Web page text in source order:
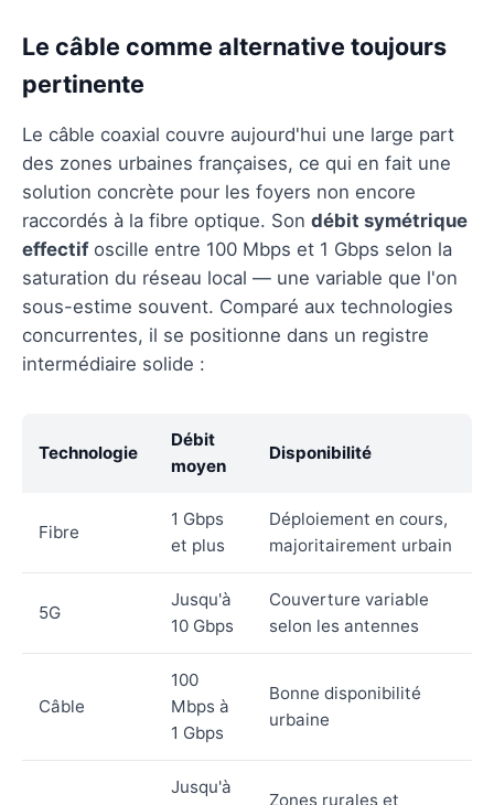
Le câble comme alternative toujours
pertinente
Le câble coaxial couvre aujourd'hui une large part
des zones urbaines françaises, ce qui en fait une
solution concrète pour les foyers non encore
raccordés à la fibre optique. Son débit symétrique
effectifoscille entre 100 Mbps et 1 Gbps selon la
saturation du réseau local — une variable que l'on
sous-estime souvent. Comparé aux technologies
concurrentes, il se positionne dans un registre
intermédiaire solide :
Technologie
Débit
moyen
Disponibilité
Fibre
1 Gbps
et plus
Déploiement en cours,
majoritairement urbain
5G
Jusqu'à
10 Gbps
Couverture variable
selon les antennes
Câble
100
Mbps à
1 Gbps
Bonne disponibilité
urbaine
Jusqu'à
Zones rurales et